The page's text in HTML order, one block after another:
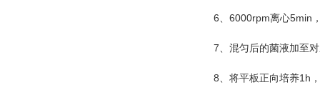
6、 6000rpm离心5min
7、混匀后的菌液加至
8、将平板正向培养1h